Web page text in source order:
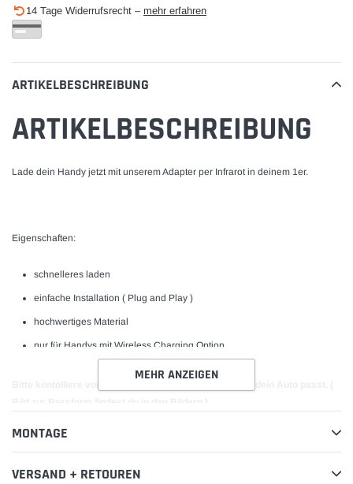
wird
zum
hinzugefügt
14 Tage Widerrufsrecht – mehr erfahren
ARTIKELBESCHREIBUNG
ARTIKELBESCHREIBUNG
Lade dein Handy jetzt mit unserem Adapter per Infrarot in deinem 1er.
Eigenschaften:
schnelleres laden
einfache Installation ( Plug and Play )
hochwertiges Material
nur für Handys mit Wireless Charging Option
MEHR ANZEIGEN
MONTAGE
VERSAND + RETOUREN